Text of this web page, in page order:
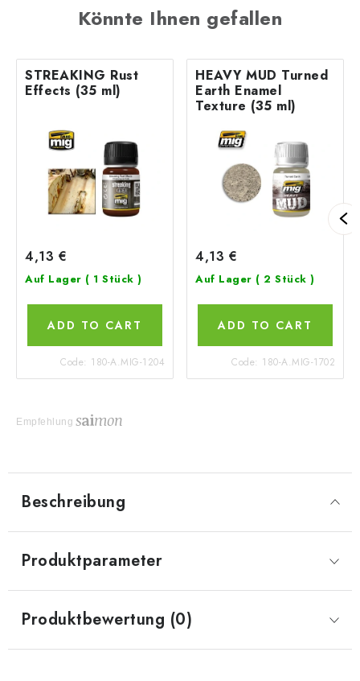
Könnte Ihnen gefallen
STREAKING Rust
Effects (35 ml)
4,13 €
Auf Lager ( 1 Stück )
ADD TO CART
Code: 180-A.MIG-1204
HEAVY MUD Turned
Earth Enamel
Texture (35 ml)
4,13 €
Auf Lager ( 2 Stück )
ADD TO CART
Code: 180-A.MIG-1702
Empfehlung
Beschreibung
Produktparameter
Produktbewertung (0)